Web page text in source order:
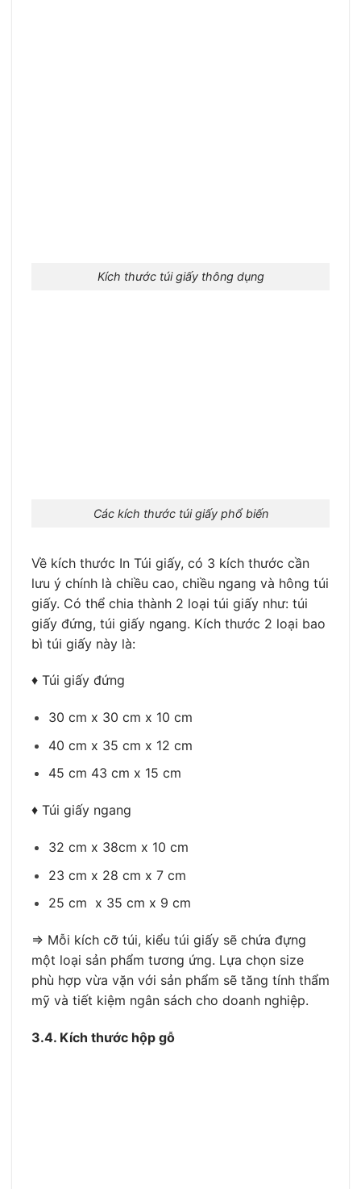
Kích thước túi giấy thông dụng
Các kích thước túi giấy phổ biến
Về kích thước In Túi giấy, có 3 kích thước cần
lưu ý chính là chiều cao, chiều ngang và hông túi
giấy. Có thể chia thành 2 loại túi giấy như: túi
giấy đứng, túi giấy ngang. Kích thước 2 loại bao
bì túi giấy này là:
♦ Túi giấy đứng
30 cm x 30 cm x 10 cm
40 cm x 35 cm x 12 cm
45 cm 43 cm x 15 cm
♦ Túi giấy ngang
32 cm x 38cm x 10 cm
23 cm x 28 cm x 7 cm
25 cm x 35 cm x 9 cm
⇒ Mỗi kích cỡ túi, kiểu túi giấy sẽ chứa đựng
một loại sản phẩm tương ứng. Lựa chọn size
phù hợp vừa vặn với sản phẩm sẽ tăng tính thẩm
mỹ và tiết kiệm ngân sách cho doanh nghiệp.
3.4. Kích thước hộp gỗ